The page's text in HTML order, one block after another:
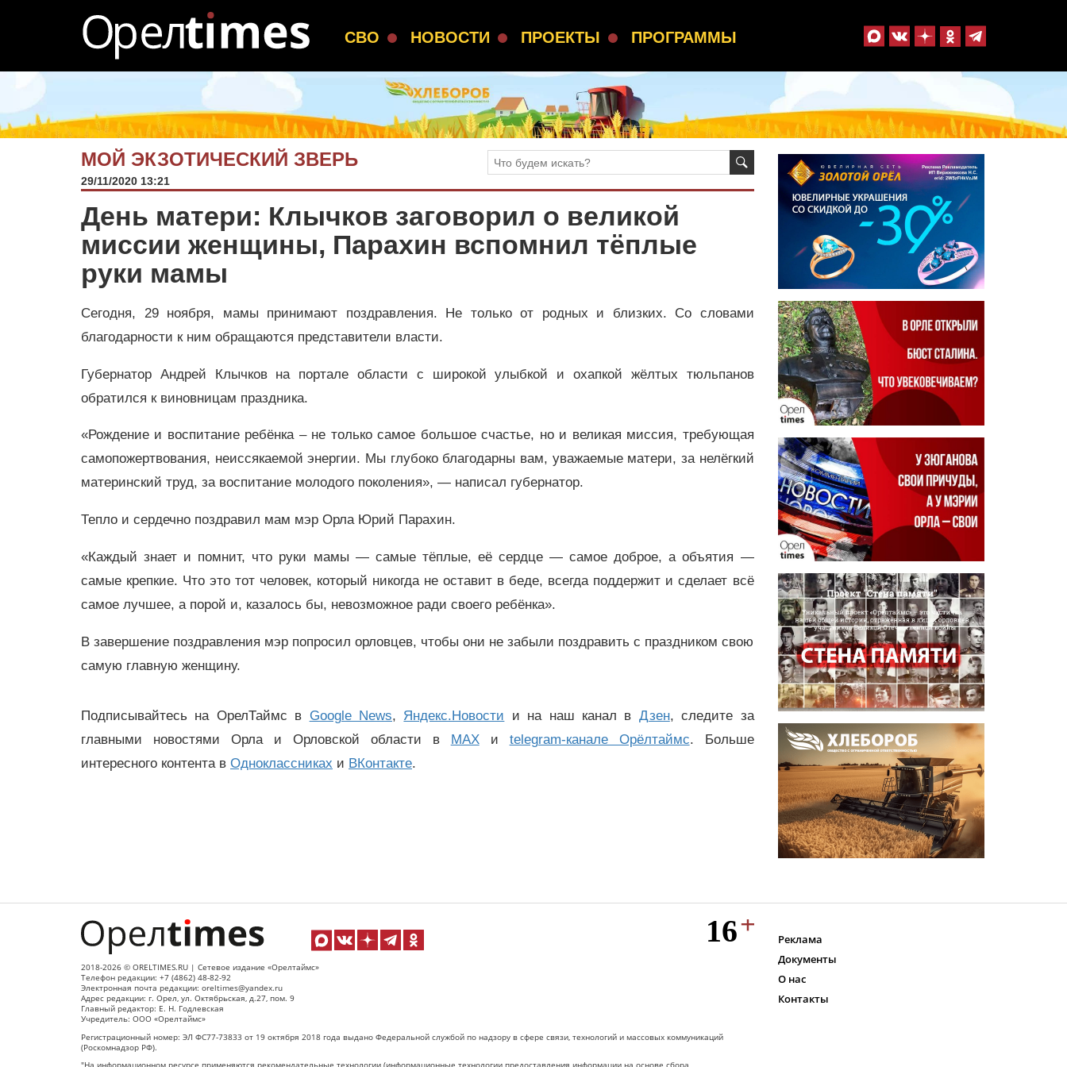
СВО НОВОСТИ ПРОЕКТЫ ПРОГРАММЫ
МОЙ ЭКЗОТИЧЕСКИЙ ЗВЕРЬ
29/11/2020 13:21
День матери: Клычков заговорил о великой
миссии женщины, Парахин вспомнил тёплые
руки мамы
Сегодня, 29 ноября, мамы принимают поздравления. Не только от родных и близких. Со словами
благодарности к ним обращаются представители власти.
Губернатор Андрей Клычков на портале области с широкой улыбкой и охапкой жёлтых тюльпанов
обратился к виновницам праздника.
«Рождение и воспитание ребёнка – не только самое большое счастье, но и великая миссия, требующая
самопожертвования, неиссякаемой энергии. Мы глубоко благодарны вам, уважаемые матери, за нелёгкий
материнский труд, за воспитание молодого поколения», — написал губернатор.
Тепло и сердечно поздравил мам мэр Орла Юрий Парахин.
«Каждый знает и помнит, что руки мамы — самые тёплые, её сердце — самое доброе, а объятия —
самые крепкие. Что это тот человек, который никогда не оставит в беде, всегда поддержит и сделает всё
самое лучшее, а порой и, казалось бы, невозможное ради своего ребёнка».
В завершение поздравления мэр попросил орловцев, чтобы они не забыли поздравить с праздником свою
самую главную женщину.
Подписывайтесь на ОрелТаймс в Google News, Яндекс.Новости и на наш канал в Дзен, следите за
главными новостями Орла и Орловской области в
MAXи telegram-канале Орёлтаймс. Больше
интересного контента в Одноклассниках и ВКонтакте.
2018-2026 © ORELTIMES.RU | Сетевое издание «Орелтаймс»
Телефон редакции: +7 (4862) 48-82-92
Электронная почта редакции: oreltimes@yandex.ru
Адрес редакции: г. Орел, ул. Октябрьская, д.27, пом. 9
Главный редактор: Е. Н. Годлевская
Учредитель: ООО «Орелтаймс»
Регистрационный номер: ЭЛ ФС77-73833 от 19 октября 2018 года выдано Федеральной службой по надзору в сфере связи, технологий и массовых коммуникаций
(Роскомнадзор РФ).
Реклама
Документы
О нас
Контакты